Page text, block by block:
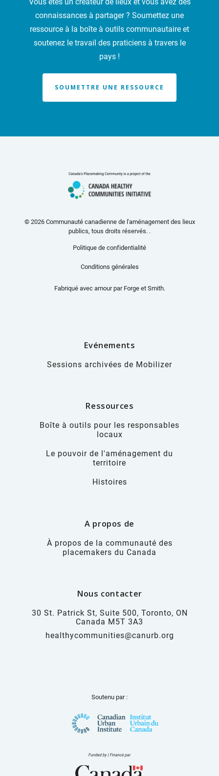
connaissances à partager ? Soumettez une
ressource à la boîte à outils communautaire et
soutenez le travail des praticiens à travers le
pays !
SOUMETTRE UNE RESSOURCE
© 2026 Communauté canadienne de l'aménagement des lieux
publics, tous droits réservés. .
Politique de confidentialité
Conditions générales
Fabriqué avec amour parForge et Smith.
Evénements
Sessions archivées de Mobilizer
Ressources
Boîte à outils pour les responsables
locaux
Le pouvoir de l'aménagement du
territoire
Histoires
A propos de
À propos de la communauté des
placemakers du Canada
Nous contacter
30 St. Patrick St, Suite 500, Toronto, ON
Canada M5T 3A3
healthycommunities@canurb.org
Soutenu par :